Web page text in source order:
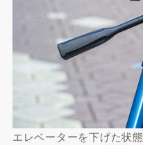
エレベーターを下げた状